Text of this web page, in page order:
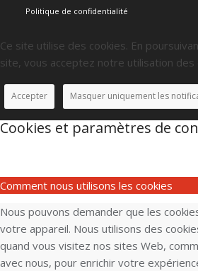
Politique de confidentialité
Ce site utilise des cookies. En
site, vous acceptez notre utilisation des
Accepter Masquer uniquement les
Cookies et paramètres de
Comment nous utilisons les cookies
Nous pouvons demander que les
votre appareil. Nous utilisons des
quand vous visitez nos sites Web,
avec nous, pour enrichir votre